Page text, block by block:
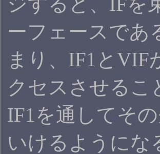
ーフェースであ
まり、IF1とVIF
クセスさせるこ
IF1を通してそ
いけるようにな